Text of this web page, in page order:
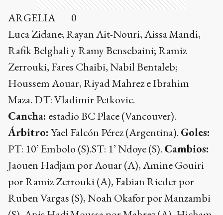
ARGELIA 0
Luca Zidane; Rayan Ait-Nouri, Aissa Mandi,
Rafik Belghali y Ramy Bensebaini; Ramiz
Zerrouki, Fares Chaibi, Nabil Bentaleb;
Houssem Aouar, Riyad Mahrez e Ibrahim
Maza. DT: Vladimir Petkovic.
Cancha: estadio BC Place (Vancouver).
Árbitro: Yael Falcón Pérez (Argentina). Goles:
PT: 10’ Embolo (S).ST: 1’ Ndoye (S). Cambios:
Jaouen Hadjam por Aouar (A), Amine Gouiri
por Ramiz Zerrouki (A), Fabian Rieder por
Ruben Vargas (S), Noah Okafor por Manzambi